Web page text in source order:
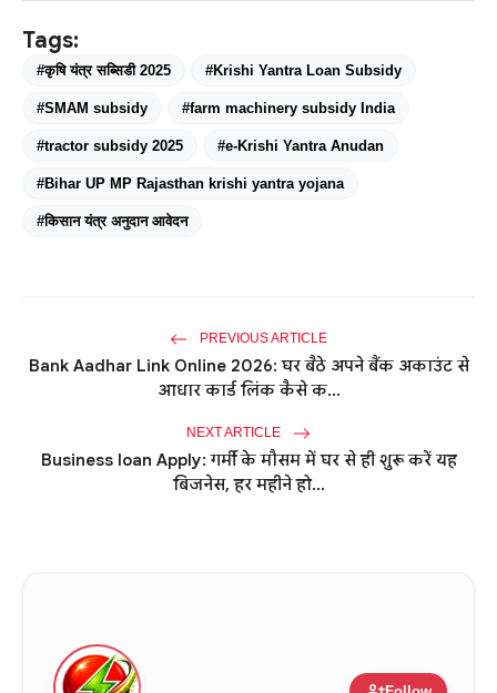
Tags:
#कृषि यंत्र सब्सिडी 2025 #Krishi Yantra Loan Subsidy
#SMAM subsidy #farm machinery subsidy India
#tractor subsidy 2025 #e-Krishi Yantra Anudan
#Bihar UP MP Rajasthan krishi yantra yojana
#किसान यंत्र अनुदान आवेदन
PREVIOUS ARTICLE
Bank Aadhar Link Online 2026: घर बैठे अपने बैंक अकाउंट से
आधार कार्ड लिंक कैसे क...
NEXT ARTICLE
Business loan Apply: गर्मी के मौसम में घर से ही शुरू करें यह
बिजनेस, हर महीने हो...